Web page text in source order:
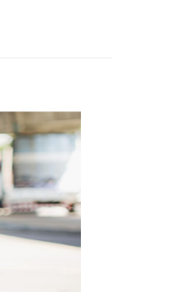
的連結，可透過四大超商
為交易完成。
若您需要取消訂單，請聯
視為有效，需透過AFTEE
頁面顯示為準，若有關於
，請聯繫「AFTEE先享後
support/home
先享後付」服務完成之
並將交易相關給付款項請
護人之同意方可使用